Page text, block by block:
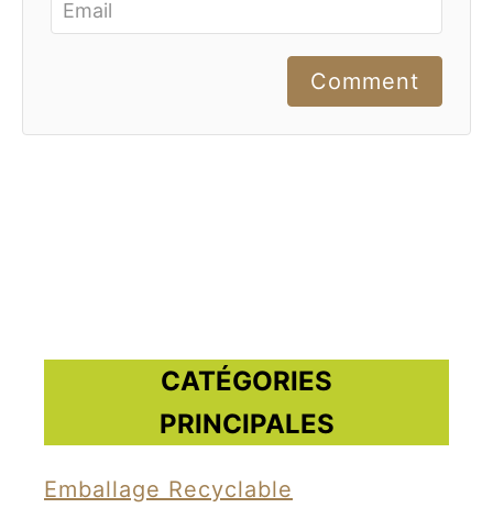
Comment
CATÉGORIES
PRINCIPALES
Emballage Recyclable